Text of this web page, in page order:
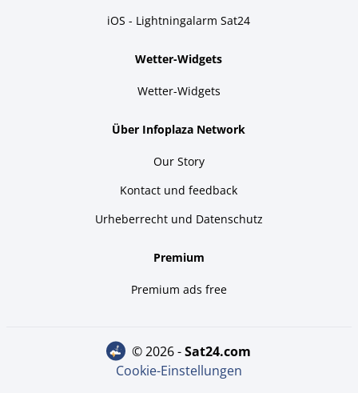
iOS - Lightningalarm Sat24
Wetter-Widgets
Wetter-Widgets
Über Infoplaza Network
Our Story
Kontact und feedback
Urheberrecht und Datenschutz
Premium
Premium ads free
© 2026 - sat24.com
Cookie-Einstellungen